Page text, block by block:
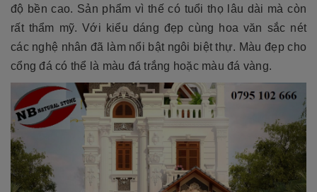
độ bền cao. Sản phẩm vì thế có tuổi thọ lâu dài mà còn
rất thẩm mỹ. Với kiểu dáng đẹp cùng hoa văn sắc nét
các nghệ nhân đã làm nổi bật ngôi biệt thự. Màu đẹp cho
cổng đá có thể là màu đá trắng hoặc màu đá vàng.